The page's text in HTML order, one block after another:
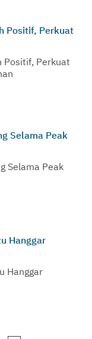
Positif, Perkuat
Positif, Perkuat
Selama Peak
Selama Peak
Hanggar
Hanggar